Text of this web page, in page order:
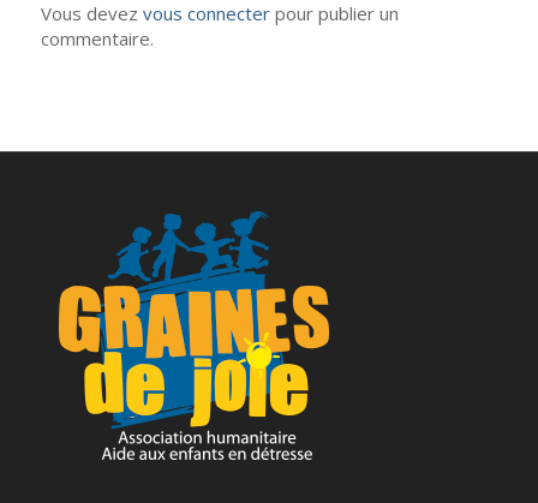
Vous devez vous connecterpour publier un
commentaire.